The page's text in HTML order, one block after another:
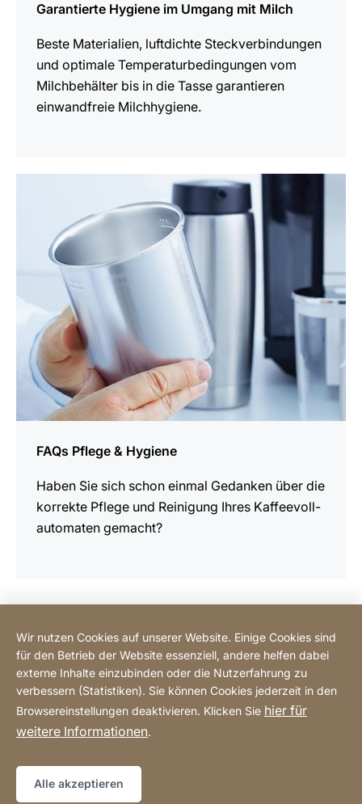
Garantierte Hygiene im Umgang mit Milch
Beste Materialien, luftdichte Steck­verbindungen
und optimale Temperatur­bedingungen vom
Milchbehälter bis in die Tasse garantieren
einwandfreie Milchhygiene.
FAQs Pflege & Hygiene
Haben Sie sich schon einmal Gedanken über die
korrekte Pflege und Reinigung Ihres Kaffee­voll­
auto­maten gemacht?
BODART-LUX: Info
BODART-LUX: Customer service
information]
legal information
Impressum
Wir nutzen Cookies auf unserer Website. Einige Cookies sind
für den Betrieb der Website essenziell, andere helfen dabei
externe Inhalte einzubinden oder die Nutzerfahrung zu
verbessern (Statistiken). Sie können Cookies jederzeit in den
Browsereinstellungen deaktivieren. Klicken Sie hier für
weitere Informationen.
Alle akzeptieren